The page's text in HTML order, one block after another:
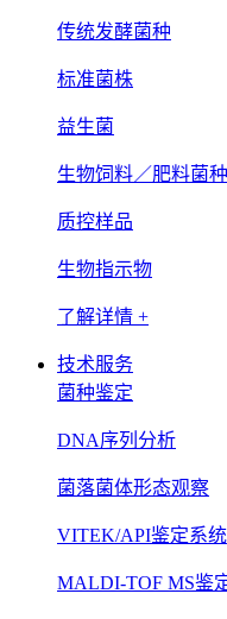
传统发酵菌种
标准菌株
益生菌
生物饲料／肥料菌种
质控样品
生物指示物
了解详情 +
技术服务
菌种鉴定
DNA序列分析
菌落菌体形态观察
VITEK/API鉴定系统
MALDI-TOF MS鉴